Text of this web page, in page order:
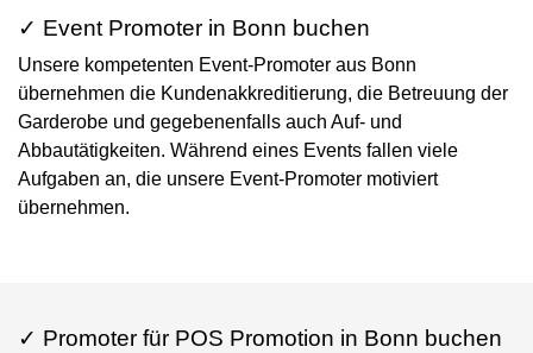
✓ Event Promoter in Bonn buchen
Unsere kompetenten Event-Promoter aus Bonn
übernehmen die Kundenakkreditierung, die Betreuung der
Garderobe und gegebenenfalls auch Auf- und
Abbautätigkeiten. Während eines Events fallen viele
Aufgaben an, die unsere Event-Promoter motiviert
übernehmen.
✓ Promoter für POS Promotion in Bonn buchen